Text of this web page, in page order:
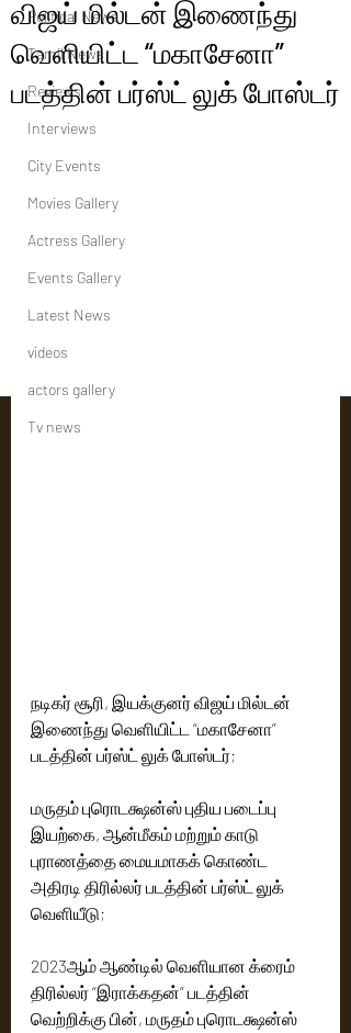
Political News
Tamil News
Reviews
Interviews
City Events
Movies Gallery
Actress Gallery
Events Gallery
Latest News
videos
actors gallery
Tv news
விஜய் மில்டன் இணைந்து
வெளியிட்ட “மகாசேனா”
படத்தின் பர்ஸ்ட் லுக் போஸ்டர்
நடிகர் சூரி, இயக்குனர் விஜய் மில்டன்
இணைந்து வெளியிட்ட “மகாசேனா”
படத்தின் பர்ஸ்ட் லுக் போஸ்டர்;
மருதம் புரொடக்ஷன்ஸ் புதிய படைப்பு
இயற்கை, ஆன்மீகம் மற்றும் காடு
புராணத்தை மையமாகக் கொண்ட
அதிரடி திரில்லர் படத்தின் பர்ஸ்ட் லுக்
வெளியீடு;
2023ஆம் ஆண்டில் வெளியான க்ரைம்
திரில்லர் “இராக்கதன்” படத்தின்
வெற்றிக்கு பின், மருதம் புரொடக்ஷன்ஸ்